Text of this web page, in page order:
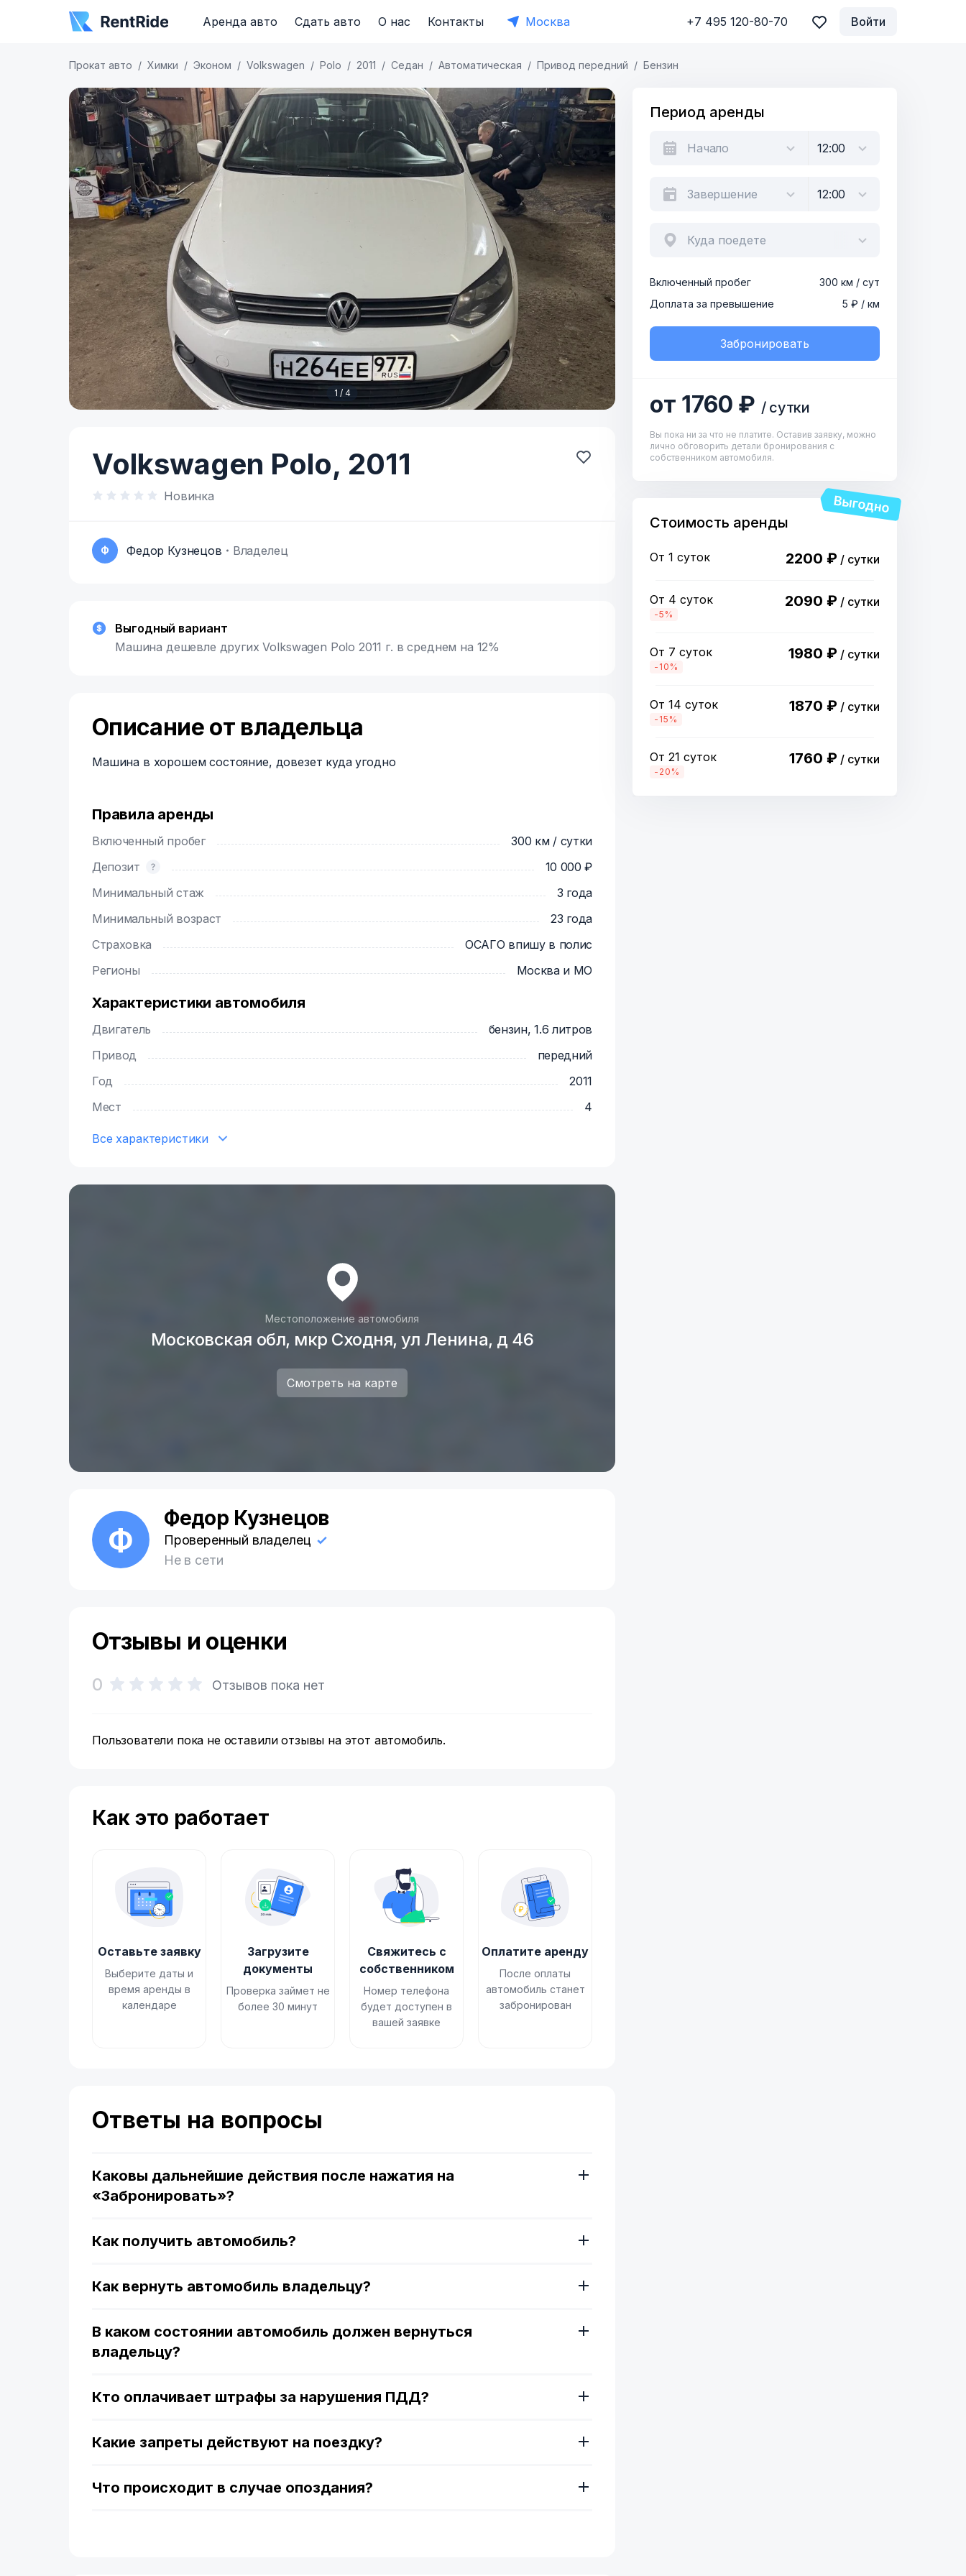
Аренда авто Сдать авто О нас Контакты Москва +7 495 120-80-70 Войти
Прокат авто Химки Эконом Volkswagen Polo 2011 Седан Автоматическая Привод передний Бензин
1 / 4
Volkswagen Polo, 2011
Новинка
Ф Федор Кузнецов Владелец
Выгодный вариант
Машина дешевле других Volkswagen Polo 2011 г. в среднем на 12%
Описание от владельца
Машина в хорошем состояние, довезет куда угодно
Правила аренды
Включенный пробег
300 км / сутки
Депозит
10 000 ₽
Минимальный стаж
3 года
Минимальный возраст
23 года
Страховка
ОСАГО впишу в полис
Регионы
Москва и МО
Характеристики автомобиля
Двигатель
бензин, 1.6 литров
Привод
передний
Год
2011
Мест
4
Все характеристики
Местоположение автомобиля
Московская обл, мкр Сходня, ул Ленина, д 46
Смотреть на карте
Ф
Федор Кузнецов
Проверенный владелец
Не в сети
Период аренды
Куда поедете
Включенный пробег
300 км / сут
Доплата за превышение
5 ₽ / км
Забронировать
от 1760 ₽ / сутки
Вы пока ни за что не платите. Оставив заявку, можно
лично обговорить детали бронирования с
собственником автомобиля.
Стоимость аренды
От 1 суток 2200 ₽ / сутки
От 4 суток
-5%
2090 ₽ / сутки
От 7 суток
-10%
1980 ₽ / сутки
От 14 суток
-15%
1870 ₽ / сутки
От 21 суток
-20%
1760 ₽ / сутки
Отзывы и оценки
0 Отзывов пока нет
Пользователи пока не оставили отзывы на этот автомобиль.
Как это работает
Оставьте заявку
Выберите даты и
время аренды в
календаре
Загрузите
документы
Проверка займет не
более 30 минут
Свяжитесь с
собственником
Номер телефона
будет доступен в
вашей заявке
Оплатите аренду
После оплаты
автомобиль станет
забронирован
Ответы на вопросы
Каковы дальнейшие действия после нажатия на
«Забронировать»?
Как получить автомобиль?
Как вернуть автомобиль владельцу?
В каком состоянии автомобиль должен вернуться
владельцу?
Кто оплачивает штрафы за нарушения ПДД?
Какие запреты действуют на поездку?
Что происходит в случае опоздания?